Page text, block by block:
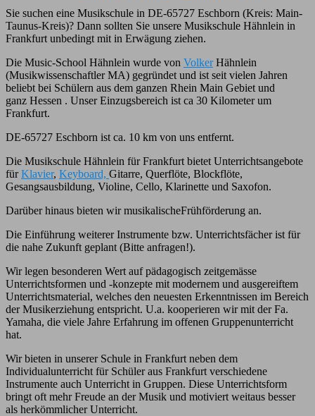
Sie suchen eine Musikschule in DE-65727 Eschborn (Kreis: Main-
Taunus-Kreis)? Dann sollten Sie unsere Musikschule Hähnlein in
Frankfurt unbedingt mit in Erwägung ziehen.
Die Music-School Hähnlein wurde von VolkerHähnlein
(Musikwissenschaftler MA) gegründet und ist seit vielen Jahren
beliebt bei Schülern aus dem ganzen Rhein Main Gebiet und
ganz Hessen . Unser Einzugsbereich ist ca 30 Kilometer um
Frankfurt.
DE-65727 Eschborn ist ca. 10 km von uns entfernt.
Die Musikschule Hähnlein für Frankfurt bietet Unterrichtsangebote
fürKlavier, Keyboard, Gitarre, Querflöte, Blockflöte,
Gesangsausbildung, Violine, Cello, Klarinette und Saxofon.
Darüber hinaus bieten wir musikalischeFrühförderung an.
Die Einführung weiterer Instrumente bzw. Unterrichtsfächer ist für
die nahe Zukunft geplant (Bitte anfragen!).
Wir legen besonderen Wert auf pädagogisch zeitgemässe
Unterrichtsformen und -konzepte mit modernem und ausgereiftem
Unterrichtsmaterial, welches den neuesten Erkenntnissen im Bereich
der Musikerziehung entspricht. U.a. kooperieren wir mit der Fa.
Yamaha, die viele Jahre Erfahrung im offenen Gruppenunterricht
hat.
Wir bieten in unserer Schule in Frankfurt neben dem
Individualunterricht für Schüler aus Frankfurt verschiedene
Instrumente auch Unterricht in Gruppen. Diese Unterrichtsform
bringt oft mehr Freude an der Musik und motiviert weitaus besser
als herkömmlicher Unterricht.